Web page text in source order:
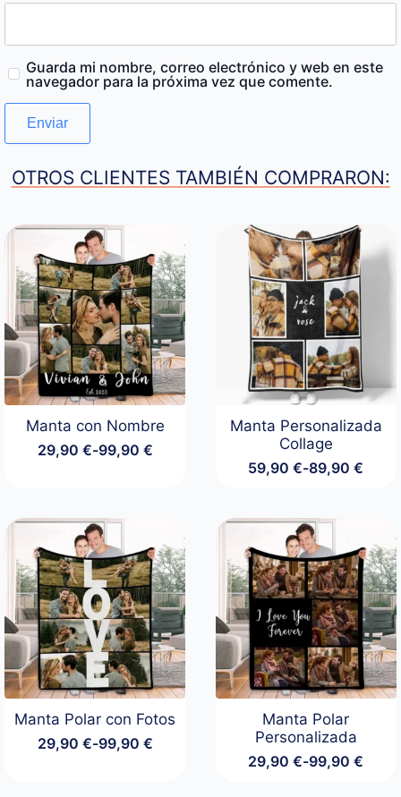
Guarda mi nombre, correo electrónico y web en este
navegador para la próxima vez que comente.
OTROS CLIENTES TAMBIÉN COMPRARON:
Manta con Nombre
29,90 €-99,90 €
Rango
29,90 €
hasta
99,90 €
Manta Personalizada
Collage
59,90€-89,90€
Rango
desde
59,90 €
hasta
89,90 €
Manta Polar con Fotos
29,90 €-99,90 €
Rango
Manta Polar
Personalizada
29,90€-99,90€
Rango